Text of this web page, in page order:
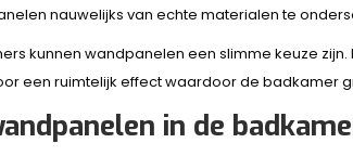
nauwelijks van echte materialen te
kunnen wandpanelen een slimme keuze
een ruimtelijk effect waardoor de badkamer
in de